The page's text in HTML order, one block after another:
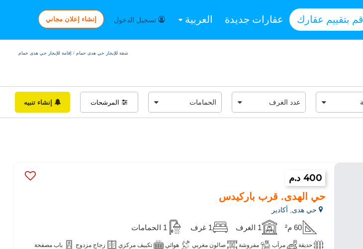
قم بتقييم عقارك عقارات جديدة العربية تسجيل الدخول إنشاء إعلان مجاني
شقة للإيجار حي هدى حمام / إقامة للإيجار حي هدى حمام
المرشحات إنشاء تنبيه
400 د.م
حي الهدى. قرب باركيدس
حي هدى, أكادير
60 م² 1 الغرف 1 غرف 1 الحمامات
حديقة مرآب مفروشة صالون مغربي هوائي تكييف مركزي زجاج مزدوج باب مصفحة